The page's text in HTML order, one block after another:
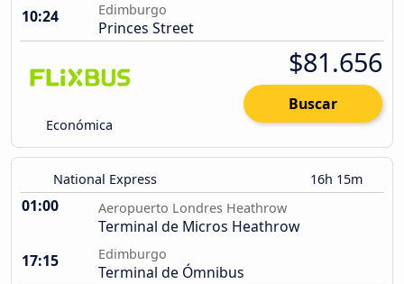
10:24
Edimburgo
Princes Street
Económica
$81.656
Buscar
National Express 16h 15m
01:00 Aeropuerto Londres Heathrow
Terminal de Micros Heathrow
17:15
Edimburgo
Terminal de Ómnibus